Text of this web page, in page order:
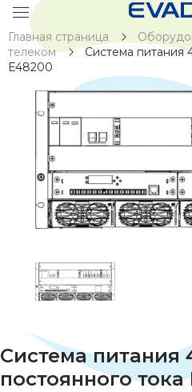
Главная страница
телеком
Система питания
E48200
Система питания
постоянного тока